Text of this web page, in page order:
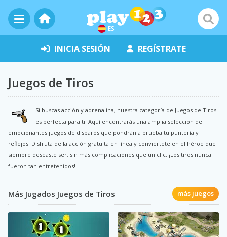
ES
INICIA SESIÓN REGÍSTRATE
Juegos de Tiros
Si buscas acción y adrenalina, nuestra categoría de Juegos de Tiros
es perfecta para ti. Aquí encontrarás una amplia selección de
emocionantes juegos de disparos que pondrán a prueba tu puntería y
reflejos. Disfruta de la acción gratuita en línea y conviértete en el héroe que
siempre deseaste ser, sin más complicaciones que un clic. ¡Los tiros nunca
fueron tan entretenidos!
Más Jugados Juegos de Tiros más juegos